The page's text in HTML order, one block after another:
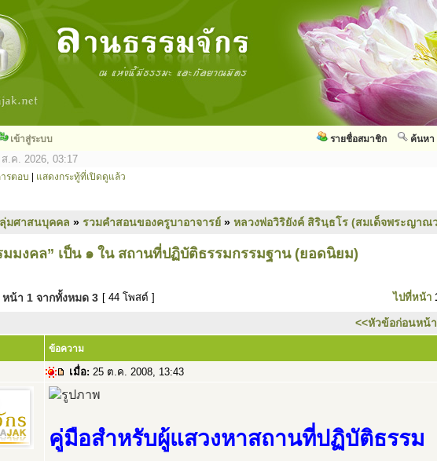
เข้าสู่ระบบ ค้นหา
รายชื่อสมาชิก
.ค. 2026, 03:17
รตอบ แสดงกระทู้ที่เปิดดูแล้ว
มศาสนบุคคล » รวมคำสอนของครูบาอาจารย์ » หลวงพ่อวิริยังค์ สิรินฺธโร (สมเด็จพระญาณ
มมงคล” เป็น ๑ ใน สถานที่ปฏิบัติธรรมกรรมฐาน (ยอดนิยม)
หน้า 1 จากทั้งหมด 3 [ 44 โพสต์ ] ไปที่หน้า
<<หัวข้อก่อนหน้า
ข้อความ
เมื่อ: 25 ต.ค. 2008, 13:43
คู่มือสำหรับผู้แสวงหาสถานที่ปฏิบัติธรรม